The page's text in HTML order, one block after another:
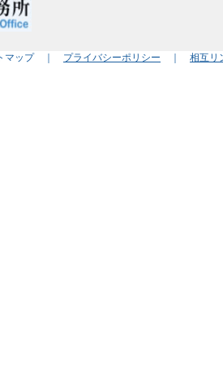
マップ ｜ プライバシーポリシー ｜ 相互リ